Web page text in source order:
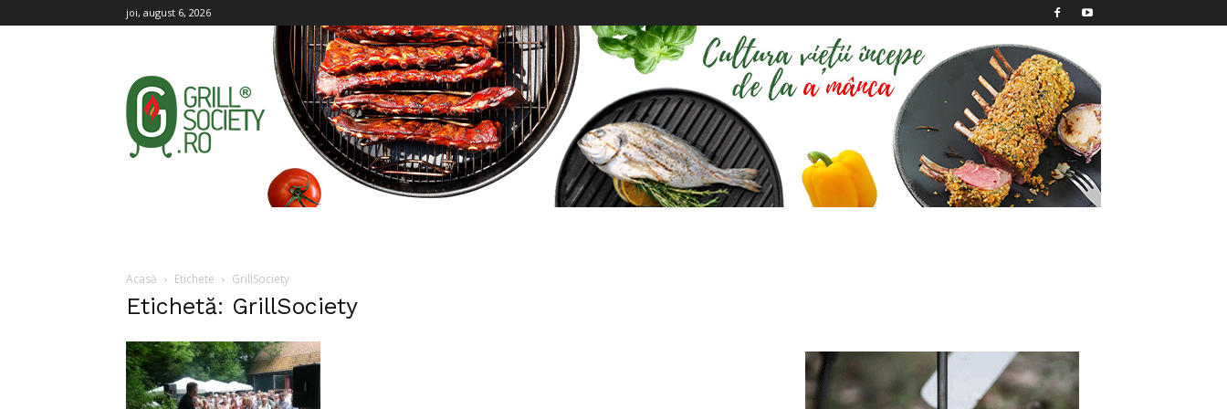
joi, august 6, 2026
Grill
Society
Acasă Etichete GrillSociety
Etichetă: GrillSociety